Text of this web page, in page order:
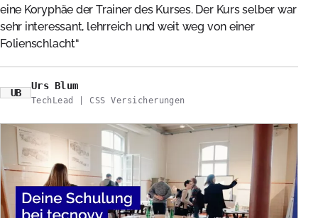
eine Koryphäe der Trainer des Kurses. Der Kurs selber war
sehr interessant, lehrreich und weit weg von einer
Folienschlacht
UB
Urs Blum
TechLead | CSS Versicherungen